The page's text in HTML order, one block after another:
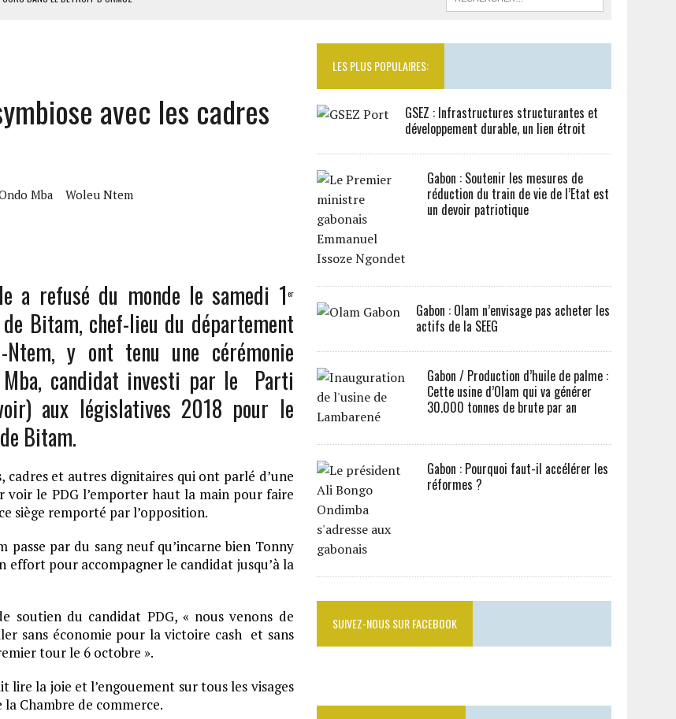
avec les cadres
Mba Woleu Ntem
a refusé du monde le samedi 1 er
Bitam, chef-lieu du département
y ont tenu une cérémonie
Mba, candidat investi par le Parti
aux législatives 2018 pour le
Bitam.
cadres et autres dignitaires qui ont parlé d’une
voir le PDG l’emporter haut la main pour faire
siège remporté par l’opposition.
passe par du sang neuf qu’incarne bien Tonny
effort pour accompagner le candidat jusqu’à la
soutien du candidat PDG, « nous venons de
sans économie pour la victoire cash et sans
tour le 6 octobre ».
la joie et l’engouement sur tous les visages
Chambre de commerce.
LES PLUS POPULAIRES:
GSEZ : Infrastructures structurantes et
développement durable, un lien étroit
Gabon : Soutenir les mesures de
réduction du train de vie de l’Etat est
un devoir patriotique
Gabon : Olam n’envisage pas acheter les
actifs de la SEEG
Gabon / Production d’huile de palme :
Cette usine d’Olam qui va générer
30.000 tonnes de brute par an
Gabon : Pourquoi faut-il accélérer les
réformes ?
SUIVEZ-NOUS SUR FACEBOOK